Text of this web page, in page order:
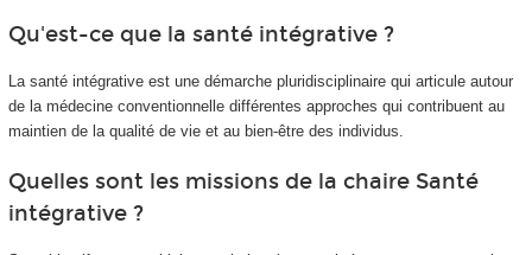
Qu'est-ce que la santé intégrative ?
La santé intégrative est une démarche pluridisciplinaire qui articule autour
de la médecine conventionnelle différentes approches qui contribuent au
maintien de la qualité de vie et au bien-être des individus.
Quelles sont les missions de la chaire Santé
intégrative ?